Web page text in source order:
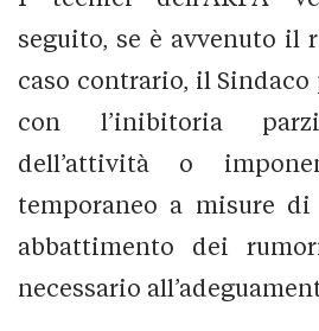
seguito, se è avvenuto il
caso contrario, il
con l’inibitoria
dell’attività o
temporaneo a misure
abbattimento dei
necessario